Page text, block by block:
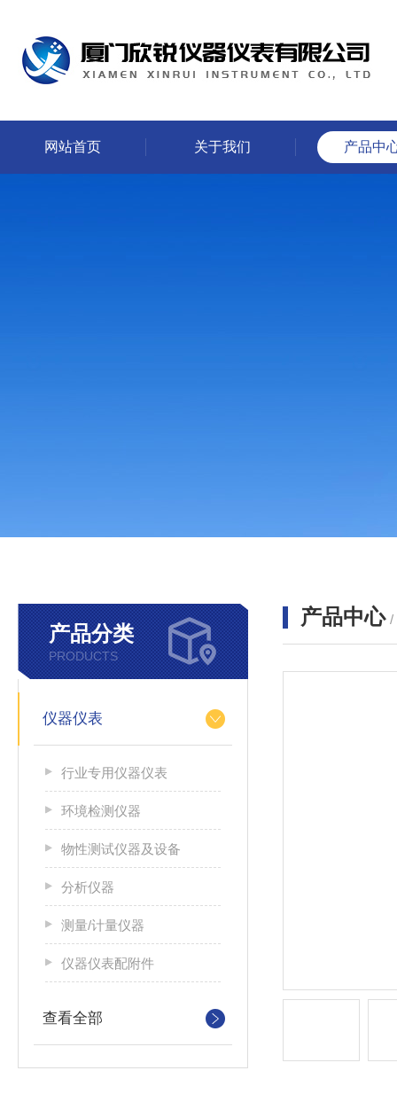
网站首页 关于我们 产品中
产品分类
PRODUCTS
仪器仪表
行业专用仪器仪表
环境检测仪器
物性测试仪器及设备
分析仪器
测量/计量仪器
仪器仪表配附件
查看全部
产品中心 /